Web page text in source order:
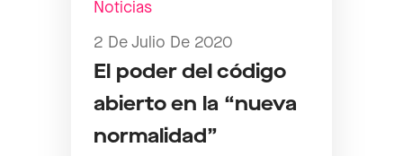
Noticias
2 De Julio De 2020
El poder del código
abierto en la “nueva
normalidad”